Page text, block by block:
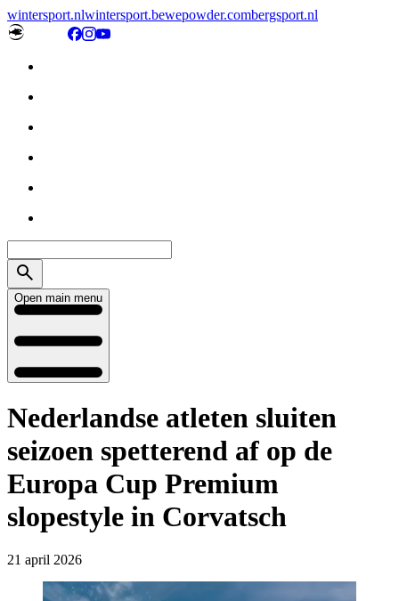
wintersport.nlwintersport.bewepowder.combergsport.nl
Open main menu
Nederlandse atleten sluiten
seizoen spetterend af op de
Europa Cup Premium
slopestyle in Corvatsch
21 april 2026